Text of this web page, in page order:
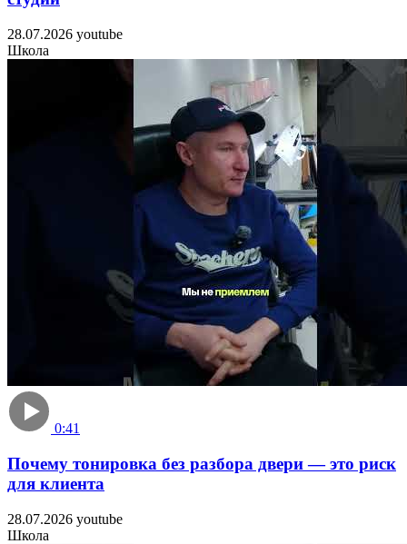
28.07.2026 youtube
Школа
0:41
Почему тонировка без разбора двери — это риск
для клиента
28.07.2026 youtube
Школа